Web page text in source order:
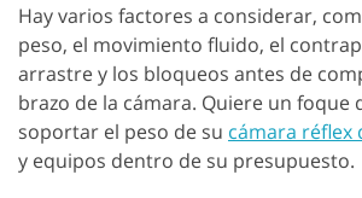
Hay varios factores a considerar,
peso, el movimiento fluido, el
arrastre y los bloqueos antes de
brazo de la cámara. Quiere un foque
soportar el peso de su cámara réflex
y equipos dentro de su presupuesto.